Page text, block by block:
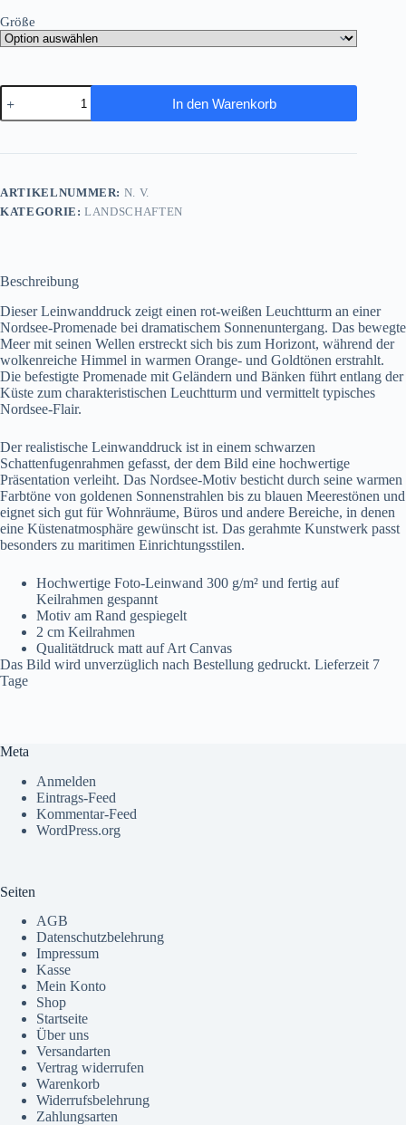
Größe
Leuchtturm
an
der
–
Menge
In den Warenkorb
ARTIKELNUMMER: N. V.
KATEGORIE:LANDSCHAFTEN
Beschreibung
Dieser Leinwanddruck zeigt einen rot-weißen Leuchtturm an einer
Nordsee-Promenade bei dramatischem Sonnenuntergang. Das bewegte
Meer mit seinen Wellen erstreckt sich bis zum Horizont, während der
wolkenreiche Himmel in warmen Orange- und Goldtönen erstrahlt.
Die befestigte Promenade mit Geländern und Bänken führt entlang der
Küste zum charakteristischen Leuchtturm und vermittelt typisches
Nordsee-Flair.
Der realistische Leinwanddruck ist in einem schwarzen
Schattenfugenrahmen gefasst, der dem Bild eine hochwertige
Präsentation verleiht. Das Nordsee-Motiv besticht durch seine warmen
Farbtöne von goldenen Sonnenstrahlen bis zu blauen Meerestönen und
eignet sich gut für Wohnräume, Büros und andere Bereiche, in denen
eine Küstenatmosphäre gewünscht ist. Das gerahmte Kunstwerk passt
besonders zu maritimen Einrichtungsstilen.
Hochwertige Foto-Leinwand 300 g/m² und fertig auf
Keilrahmen gespannt
Motiv am Rand gespiegelt
2 cm Keilrahmen
Qualitätdruck matt auf Art Canvas
Das Bild wird unverzüglich nach Bestellung gedruckt. Lieferzeit 7
Tage
Meta
Anmelden
Eintrags-Feed
Kommentar-Feed
WordPress.org
Seiten
AGB
Datenschutzbelehrung
Impressum
Kasse
Mein Konto
Shop
Startseite
Über uns
Versandarten
Vertrag widerrufen
Warenkorb
Widerrufsbelehrung
Zahlungsarten